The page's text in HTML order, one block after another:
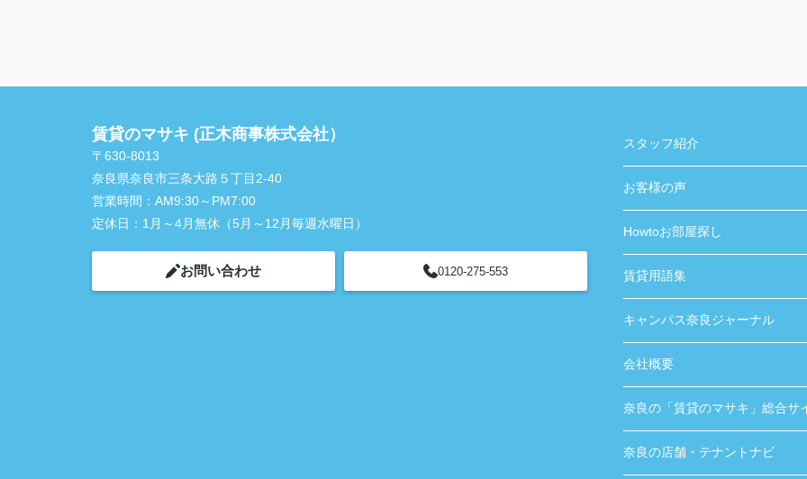
賃貸のマサキ (正木商事株式会社）
〒630-8013
奈良県奈良市三条大路５丁目2-40
営業時間： AM9:30～PM7:00
定休日： 1月～4月無休（5月～12月毎週水曜日）
お問い合わせ 0120-275-553
スタッフ紹介
お客様の声
Howtoお部屋探し
賃貸用語集
キャンパス奈良ジャーナル
会社概要
奈良の「賃貸のマサキ」総合サ
奈良の店舗・テナントナビ